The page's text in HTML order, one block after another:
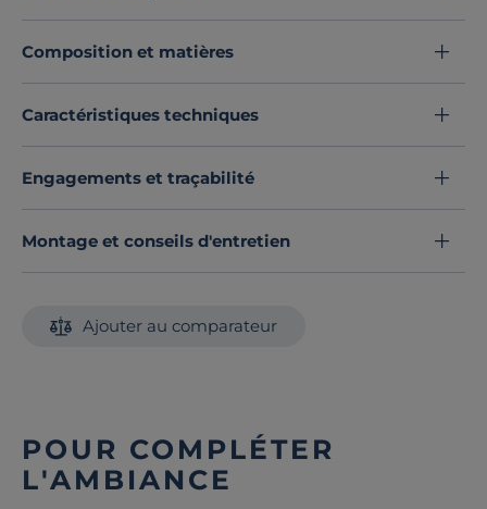
ranger et utilisera peu d'espace. Elle est parfaite sur un
balcon ou une terrasse.
Découvrez toute notre sélection :
Composition et matières
Caractéristiques techniques
Engagements et traçabilité
Montage et conseils d'entretien
Ajouter au comparateur
POUR COMPLÉTER
L'AMBIANCE